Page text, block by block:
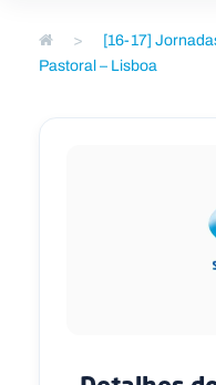
>
[16-17]
Pastoral – Lisboa